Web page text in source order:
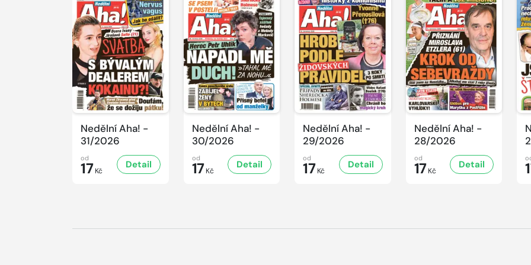
Nedělní Aha! -
31/2026
od
17 Kč
Detail
Nedělní Aha! -
30/2026
od
17 Kč
Detail
Nedělní Aha! -
29/2026
od
17 Kč
Detail
Nedělní Aha! -
28/2026
od
17 Kč
Detail